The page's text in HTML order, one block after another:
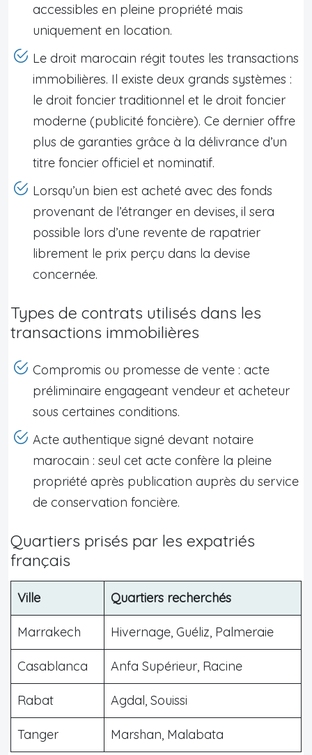
accessibles en pleine propriété mais
uniquement en location.
Le droit marocain régit toutes les transactions
immobilières. Il existe deux grands systèmes :
le droit foncier traditionnel et le droit foncier
moderne (publicité foncière). Ce dernier offre
plus de garanties grâce à la délivrance d’un
titre foncier officiel et nominatif.
Lorsqu’un bien est acheté avec des fonds
provenant de l’étranger en devises, il sera
possible lors d’une revente de rapatrier
librement le prix perçu dans la devise
concernée.
Types de contrats utilisés dans les
transactions immobilières
Compromis ou promesse de vente : acte
préliminaire engageant vendeur et acheteur
sous certaines conditions.
Acte authentique signé devant notaire
marocain : seul cet acte confère la pleine
propriété après publication auprès du service
de conservation foncière.
Quartiers prisés par les expatriés
français
Ville Quartiers recherchés
Marrakech Hivernage, Guéliz, Palmeraie
Casablanca Anfa Supérieur, Racine
Rabat Agdal, Souissi
Tanger Marshan, Malabata